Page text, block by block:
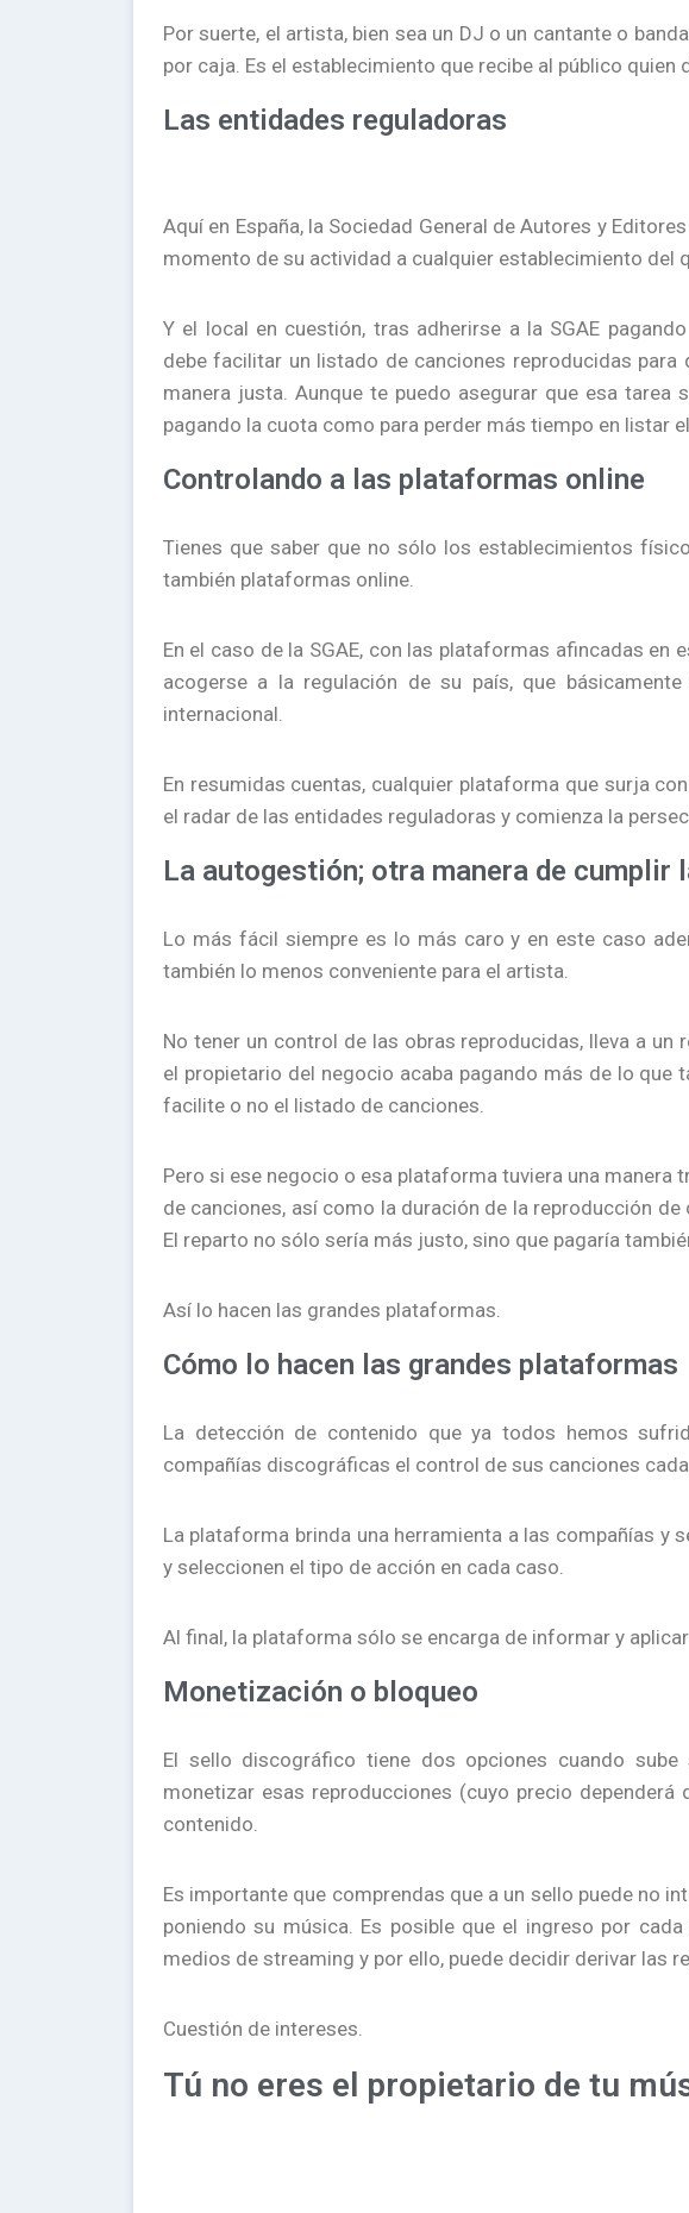
Por suerte, el artista, bien sea un DJ o un cantante o
por caja. Es el establecimiento que recibe al público quien
Las entidades reguladoras
Aquí en España, la Sociedad General de Autores y
momento de su actividad a cualquier establecimiento del
Y el local en cuestión, tras adherirse a la SGAE
debe facilitar un listado de canciones reproducidas
manera justa. Aunque te puedo asegurar que esa tarea
pagando la cuota como para perder más tiempo en listar
Controlando a las plataformas online
Tienes que saber que no sólo los establecimientos
también plataformas online.
En el caso de la SGAE, con las plataformas afincadas en
acogerse a la regulación de su país, que
internacional.
En resumidas cuentas, cualquier plataforma que surja
el radar de las entidades reguladoras y comienza la
La autogestión; otra manera de cumplir
Lo más fácil siempre es lo más caro y en este caso
también lo menos conveniente para el artista.
No tener un control de las obras reproducidas, lleva a
el propietario del negocio acaba pagando más de lo que
facilite o no el listado de canciones.
Pero si ese negocio o esa plataforma tuviera una
de canciones, así como la duración de la reproducción
El reparto no sólo sería más justo, sino que pagaría
Así lo hacen las grandes plataformas.
Cómo lo hacen las grandes plataformas
La detección de contenido que ya todos hemos
compañías discográficas el control de sus canciones cada
La plataforma brinda una herramienta a las compañías y
y seleccionen el tipo de acción en cada caso.
Al final, la plataforma sólo se encarga de informar y
Monetización o bloqueo
El sello discográfico tiene dos opciones cuando
monetizar esas reproducciones (cuyo precio
contenido.
Es importante que comprendas que a un sello puede no
poniendo su música. Es posible que el ingreso por
medios de streaming y por ello, puede decidir derivar las
Cuestión de intereses.
Tú no eres el propietario de tu